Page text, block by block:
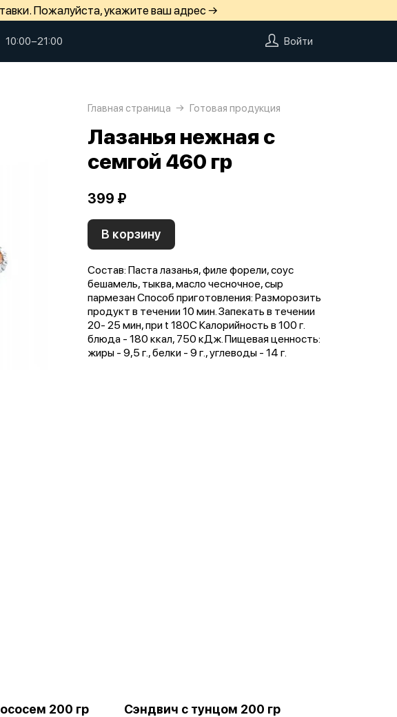
Пожалуйста, укажите ваш адрес →
10:00−21:00 Войти
Главная страница Готовая продукция
Лазанья нежная с
семгой 460 гр
399 ₽
В корзину
Состав: Паста лазанья, филе форели, соус
бешамель, тыква, масло чесночное, сыр
пармезан Способ приготовления: Разморозить
продукт в течении 10 мин. Запекать в течении
20- 25 мин, при t 180C Калорийность в 100 г.
блюда - 180 ккал, 750 кДж. Пищевая ценность:
жиры - 9,5 г., белки - 9 г., углеводы - 14 г.
200 гр Сэндвич с тунцом 200 гр